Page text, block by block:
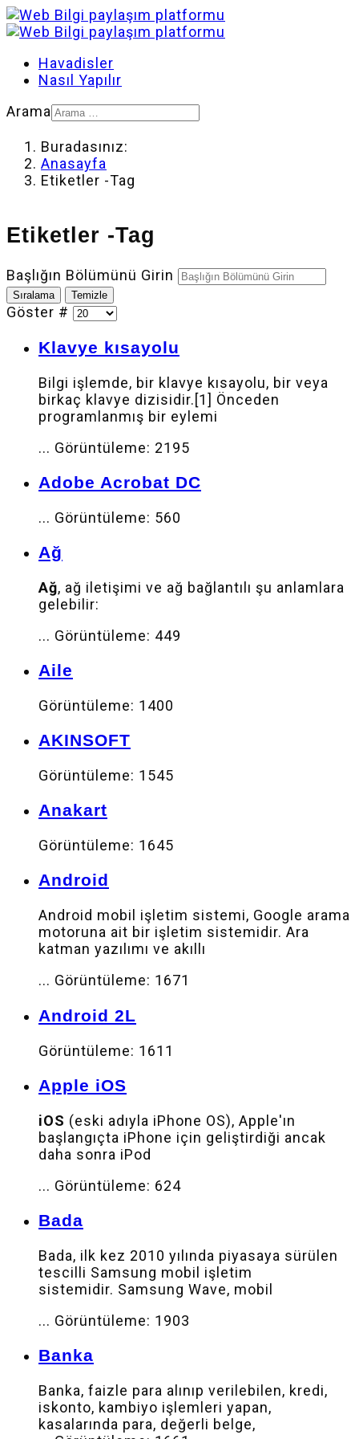
Havadisler
Nasıl Yapılır
Arama
Buradasınız:
Anasayfa
Etiketler -Tag
Etiketler -Tag
Başlığın Bölümünü Girin
Sıralama Temizle
Göster #
Klavye kısayolu
Bilgi işlemde, bir klavye kısayolu, bir veya
birkaç klavye dizisidir.[1] Önceden
programlanmış bir eylemi
... Görüntüleme: 2195
Adobe Acrobat DC
... Görüntüleme: 560
Ağ
Ağ, ağ iletişimi ve ağ bağlantılı şu anlamlara
gelebilir:
... Görüntüleme: 449
Aile
Görüntüleme: 1400
AKINSOFT
Görüntüleme: 1545
Anakart
Görüntüleme: 1645
Android
Android mobil işletim sistemi, Google arama
motoruna ait bir işletim sistemidir. Ara
katman yazılımı ve akıllı
... Görüntüleme: 1671
Android 2L
Görüntüleme: 1611
Apple iOS
iOS (eski adıyla iPhone OS), Apple'ın
başlangıçta iPhone için geliştirdiği ancak
daha sonra iPod
... Görüntüleme: 624
Bada
Bada, ilk kez 2010 yılında piyasaya sürülen
tescilli Samsung mobil işletim
sistemidir. Samsung Wave, mobil
... Görüntüleme: 1903
Banka
Banka, faizle para alınıp verilebilen, kredi,
iskonto, kambiyo işlemleri yapan,
kasalarında para, değerli belge,